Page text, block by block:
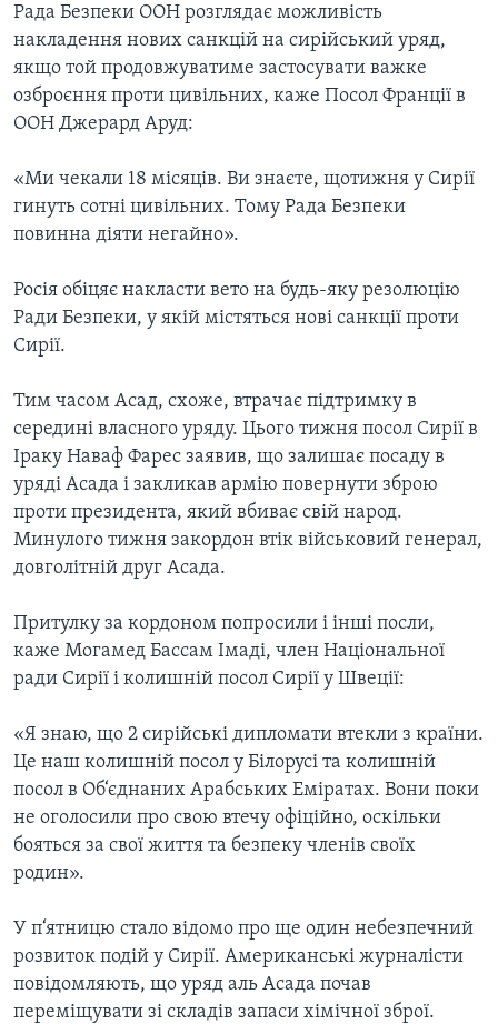
Рада Безпеки ООН розглядає можливість
накладення нових санкцій на сирійський уряд,
якщо той продовжуватиме застосувати важке
озброєння проти цивільних, каже Посол Франції в
ООН Джерард Аруд:
«Ми чекали 18 місяців. Ви знаєте, щотижня у Сирії
гинуть сотні цивільних. Тому Рада Безпеки
повинна діяти негайно».
Росія обіцяє накласти вето на будь-яку резолюцію
Ради Безпеки, у якій містяться нові санкції проти
Сирії.
Тим часом Асад, схоже, втрачає підтримку в
середині власного уряду. Цього тижня посол Сирії в
Іраку Наваф Фарес заявив, що залишає посаду в
уряді Асада і закликав армію повернути зброю
проти президента, який вбиває свій народ.
Минулого тижня закордон втік військовий генерал,
довголітній друг Асада.
Притулку за кордоном попросили і інші посли,
каже Могамед Бассам Імаді, член Національної
ради Сирії і колишній посол Сирії у Швеції:
«Я знаю, що 2 сирійські дипломати втекли з країни.
Це наш колишній посол у Білорусі та колишній
посол в Об‘єднаних Арабських Еміратах. Вони поки
не оголосили про свою втечу офіційно, оскільки
бояться за свої життя та безпеку членів своїх
родин».
У п‘ятницю стало відомо про ще один небезпечний
розвиток подій у Сирії. Американські журналісти
повідомляють, що уряд аль Асада почав
переміщувати зі складів запаси хімічної зброї.